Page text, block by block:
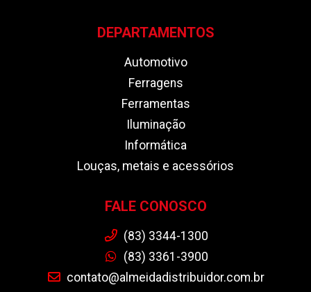
DEPARTAMENTOS
Automotivo
Ferragens
Ferramentas
Iluminação
Informática
Louças, metais e acessórios
FALE CONOSCO
(83) 3344-1300
(83) 3361-3900
contato@almeidadistribuidor.com.br